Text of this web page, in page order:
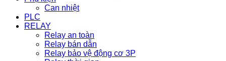
Can nhiệt
PLC
RELAY
Relay an toàn
Relay bán dẫn
Relay bảo vệ động cơ 3P